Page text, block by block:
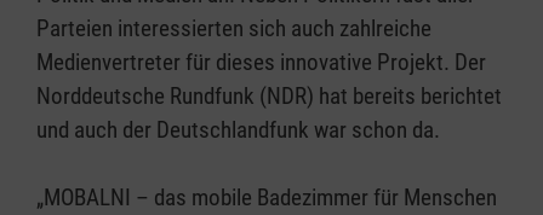
Parteien interessierten sich auch zahlreiche
Medienvertreter für dieses innovative Projekt. Der
Norddeutsche Rundfunk (NDR) hat bereits berichtet
und auch der Deutschlandfunk war schon da.
„MOBALNI – das mobile Badezimmer für Menschen